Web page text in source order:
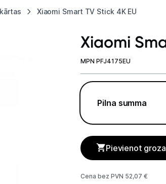
Xiaomi Smart TV Stick 4K EU
Telefoni, planšetdatori
Xiaomi
MPN PFJ4175EU
Pilna summa
Pievienot
Cena bez PVN 52,07 €